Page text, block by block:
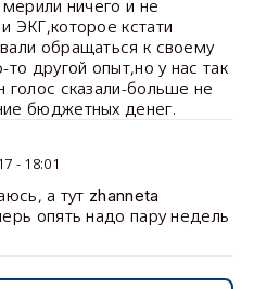
мерили ничего и не
ЭКГ,которое кстати
обращаться к своему
другой опыт,но у нас так
сказали-больше не
бюджетных денег.
- 18:01
а тут zhanneta
опять надо пару недель